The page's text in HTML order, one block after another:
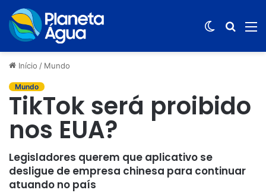
Switch
Início / Mundo
Mundo
TikTok será proibido
nos EUA?
Legisladores querem que aplicativo se
desligue de empresa chinesa para continuar
atuando no país